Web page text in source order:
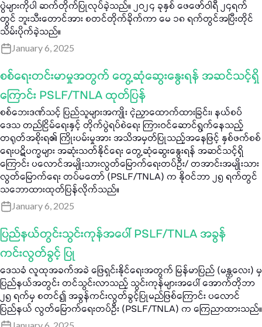
ပွဲများကိုပါ ဆက်တိုက်ပြုလုပ်ခဲ့သည်။ ၂၀၂၄ ခုနှစ် ဖေဖော်ဝါရီ ၂၄ရက်
တွင် ဘူးသီးတောင်အား စတင်တိုက်ခိုက်ကာ မေ ၁၈ ရက်တွင်အပြီးတိုင်
သိမ်းပိုက်ခဲ့သည်။
January 6, 2025
စစ်ရေးတင်းမာမှုအတွက် တွေ့ဆုံဆွေးနွေးရန် အဆင်သင့်ရှိ
ကြောင်း PSLF/TNLA ထုတ်ပြန်
စစ်ဘေးဒဏ်သင့် ပြည်သူများအကျိုး ငဲ့ညှာထောက်ထားခြင်း၊ နယ်စပ်
ဒေသ တည်ငြိမ်ရေးနှင့် တိုက်ပွဲရပ်စဲရေး ကြားဝင်ဆောင်ရွက်နေသည့်
တရုတ်အစိုးရ၏ ကြိုးပမ်းမှုအား အသိအမှတ်ပြုသည့်အနေဖြင့် နှစ်ဖက်စစ်
ရေးပဋိပက္ခများ အဆုံးသတ်နိုင်ရေး တွေ့ဆုံဆွေးနွေးရန် အဆင်သင့်ရှိ
ကြောင်း ပလောင်အမျိုးသားလွတ်မြောက်ရေးတပ်ဦး/ တအာင်းအမျိုးသား
လွတ်မြောက်ရေး တပ်မတော် (PSLF/TNLA) က နိုဝင်ဘာ ၂၅ ရက်တွင်
သဘောထားထုတ်ပြန်လိုက်သည်။
January 6, 2025
ပြည်နယ်တွင်းသွင်းကုန်အပေါ် PSLF/TNLA အခွန်
ကင်းလွတ်ခွင့် ပြု
ဒေသခံ လူထုအခက်အခဲ ဖြေရှင်းနိုင်ရေးအတွက် မြန်မာပြည် (မန္တလေး) မှ
ပြည်နယ်အတွင်း တင်သွင်းလာသည့် သွင်းကုန်များအပေါ် အောက်တိုဘာ
၂၅ ရက်မှ စတင်၍ အခွန်ကင်းလွတ်ခွင့်ပြုမည်ဖြစ်ကြောင်း ပလောင်
ပြည်နယ် လွတ်မြောက်ရေးတပ်ဦး (PSLF/TNLA) က ကြေညာထားသည်။